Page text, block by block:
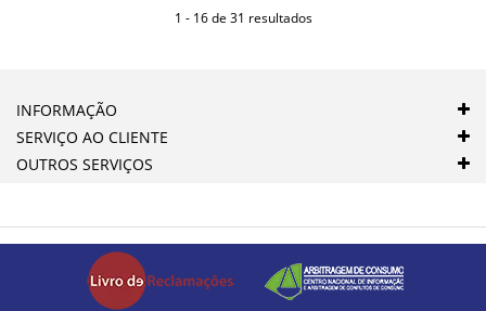
1 - 16 de 31 resultados
INFORMAÇÃO
SERVIÇO AO CLIENTE
OUTROS SERVIÇOS